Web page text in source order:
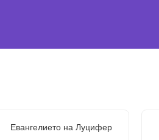
Евангелието на Луцифер